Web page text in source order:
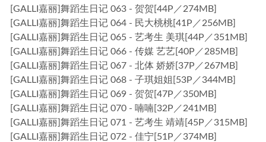
[GALLI嘉丽]舞蹈生日记 063 - 贺贺[44P／274MB]
[GALLI嘉丽]舞蹈生日记 064 - 民大桃桃[41P／256MB]
[GALLI嘉丽]舞蹈生日记 065 - 艺考生 美琪[44P／351MB]
[GALLI嘉丽]舞蹈生日记 066 - 传媒 艺艺[40P／285MB]
[GALLI嘉丽]舞蹈生日记 067 - 北体 娇娇[37P／267MB]
[GALLI嘉丽]舞蹈生日记 068 - 子琪姐姐[53P／344MB]
[GALLI嘉丽]舞蹈生日记 069 - 贺贺[47P／350MB]
[GALLI嘉丽]舞蹈生日记 070 - 喃喃[32P／241MB]
[GALLI嘉丽]舞蹈生日记 071 - 艺考生 靖靖[45P／315MB]
[GALLI嘉丽]舞蹈生日记 072 - 佳宁[51P／374MB]